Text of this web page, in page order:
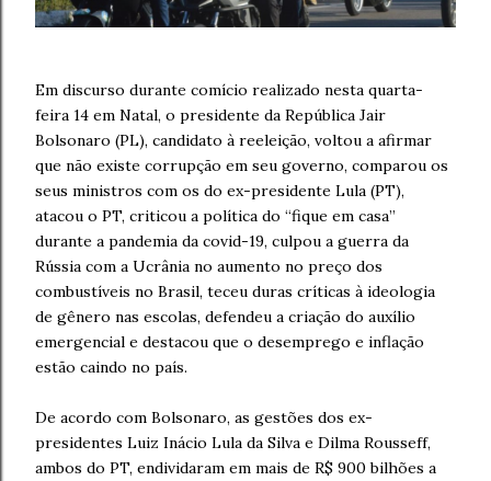
Em discurso durante comício realizado nesta quarta-
feira 14 em Natal, o presidente da República Jair
Bolsonaro (PL), candidato à reeleição, voltou a afirmar
que não existe corrupção em seu governo, comparou os
seus ministros com os do ex-presidente Lula (PT),
atacou o PT, criticou a política do “fique em casa”
durante a pandemia da covid-19, culpou a guerra da
Rússia com a Ucrânia no aumento no preço dos
combustíveis no Brasil, teceu duras críticas à ideologia
de gênero nas escolas, defendeu a criação do auxílio
emergencial e destacou que o desemprego e inflação
estão caindo no país.
De acordo com Bolsonaro, as gestões dos ex-
presidentes Luiz Inácio Lula da Silva e Dilma Rousseff,
ambos do PT, endividaram em mais de R$ 900 bilhões a